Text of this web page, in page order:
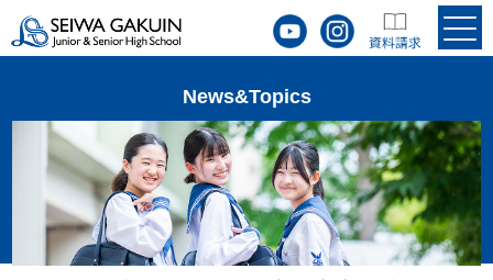
News&Topics